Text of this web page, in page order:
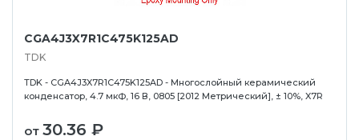
CGA4J3X7R1C475K125AD
TDK
TDK - CGA4J3X7R1C475K125AD - Многослойный керамический
конденсатор, 4.7 мкФ, 16 В, 0805 [2012 Метрический], ± 10%, X7R
от 30.36 ₽